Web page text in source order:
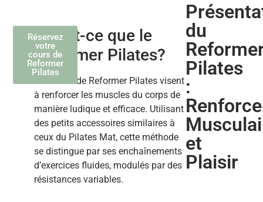
du
Pilates
:
et
Plaisir
Qu’est-ce que le
Reformer Pilates?
Les cours de Reformer Pilates visent
à renforcer les muscles du corps de
manière ludique et efficace. Utilisant
des petits accessoires similaires à
ceux du Pilates Mat, cette méthode
se distingue par ses enchaînements
d’exercices fluides, modulés par des
résistances variables.
Réservez
votre
cours de
Reformer
Pilates